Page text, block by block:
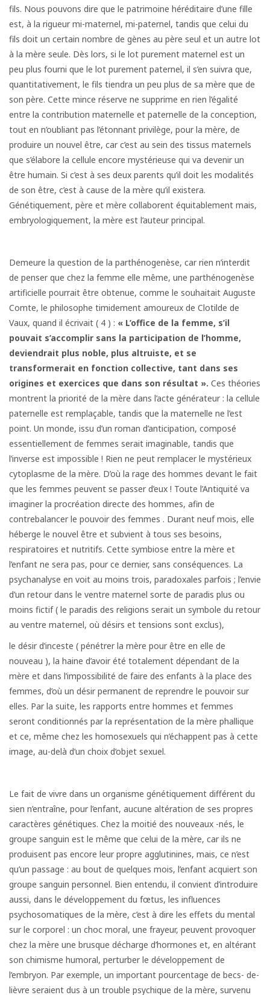
fils. Nous pouvons dire que le patrimoine héréditaire d’une fille
est, à la rigueur mi-maternel, mi-paternel, tandis que celui du
fils doit un certain nombre de gènes au père seul et un autre lot
à la mère seule. Dès lors, si le lot purement maternel est un
peu plus fourni que le lot purement paternel, il s’en suivra que,
quantitativement, le fils tiendra un peu plus de sa mère que de
son père. Cette mince réserve ne supprime en rien l’égalité
entre la contribution maternelle et paternelle de la conception,
tout en n’oubliant pas l’étonnant privilège, pour la mère, de
produire un nouvel être, car c’est au sein des tissus maternels
que s’élabore la cellule encore mystérieuse qui va devenir un
être humain. Si c’est à ses deux parents qu’il doit les modalités
de son être, c’est à cause de la mère qu’il existera.
Génétiquement, père et mère collaborent équitablement mais,
embryologiquement, la mère est l’auteur principal.
Demeure la question de la parthénogenèse, car rien n’interdit
de penser que chez la femme elle même, une parthénogenèse
artificielle pourrait être obtenue, comme le souhaitait Auguste
Comte, le philosophe timidement amoureux de Clotilde de
Vaux, quand il écrivait ( 4 ) : « L’office de la femme, s’il
pouvait s’accomplir sans la participation de l’homme,
deviendrait plus noble, plus altruiste, et se
transformerait en fonction collective, tant dans ses
origines et exercices que dans son résultat ». Ces théories
montrent la priorité de la mère dans l’acte générateur : la cellule
paternelle est remplaçable, tandis que la maternelle ne l’est
point. Un monde, issu d’un roman d’anticipation, composé
essentiellement de femmes serait imaginable, tandis que
l’inverse est impossible ! Rien ne peut remplacer le mystérieux
cytoplasme de la mère. D’où la rage des hommes devant le fait
que les femmes peuvent se passer d’eux ! Toute l’Antiquité va
imaginer la procréation directe des hommes, afin de
contrebalancer le pouvoir des femmes . Durant neuf mois, elle
héberge le nouvel être et subvient à tous ses besoins,
respiratoires et nutritifs. Cette symbiose entre la mère et
l’enfant ne sera pas, pour ce dernier, sans conséquences. La
psychanalyse en voit au moins trois, paradoxales parfois ; l’envie
d’un retour dans le ventre maternel sorte de paradis plus ou
moins fictif ( le paradis des religions serait un symbole du retour
au ventre maternel, où désirs et tensions sont exclus),
le désir d’inceste ( pénétrer la mère pour être en elle de
nouveau ), la haine d’avoir été totalement dépendant de la
mère et dans l’impossibilité de faire des enfants à la place des
femmes, d’où un désir permanent de reprendre le pouvoir sur
elles. Par la suite, les rapports entre hommes et femmes
seront conditionnés par la représentation de la mère phallique
et ce, même chez les homosexuels qui n’échappent pas à cette
image, au-delà d’un choix d’objet sexuel.
Le fait de vivre dans un organisme génétiquement différent du
sien n’entraîne, pour l’enfant, aucune altération de ses propres
caractères génétiques. Chez la moitié des nouveaux -nés, le
groupe sanguin est le même que celui de la mère, car ils ne
produisent pas encore leur propre agglutinines, mais, ce n’est
qu’un passage : au bout de quelques mois, l’enfant acquiert son
groupe sanguin personnel. Bien entendu, il convient d’introduire
aussi, dans le développement du fœtus, les influences
psychosomatiques de la mère, c’est à dire les effets du mental
sur le corporel : un choc moral, une frayeur, peuvent provoquer
chez la mère une brusque décharge d’hormones et, en altérant
son chimisme humoral, perturber le développement de
l’embryon. Par exemple, un important pourcentage de becs- de-
lièvre seraient dus à un trouble psychique de la mère, survenu